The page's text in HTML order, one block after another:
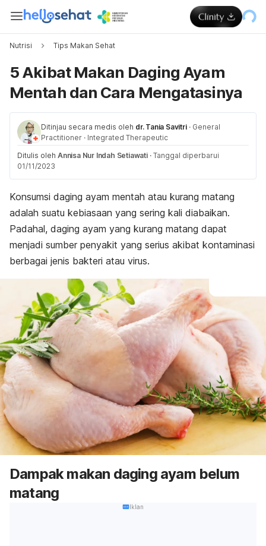
Nutrisi Tips Makan Sehat
5 Akibat Makan Daging Ayam
Mentah dan Cara Mengatasinya
Ditinjau secara medis oleh dr. Tania Savitri · General
Practitioner · Integrated Therapeutic
Ditulis oleh Annisa Nur Indah Setiawati · Tanggal diperbarui
01/11/2023
Konsumsi daging ayam mentah atau kurang matang
adalah suatu kebiasaan yang sering kali diabaikan.
Padahal, daging ayam yang kurang matang dapat
menjadi sumber penyakit yang serius akibat kontaminasi
berbagai jenis bakteri atau virus.
Dampak makan daging ayam belum
matang
Iklan